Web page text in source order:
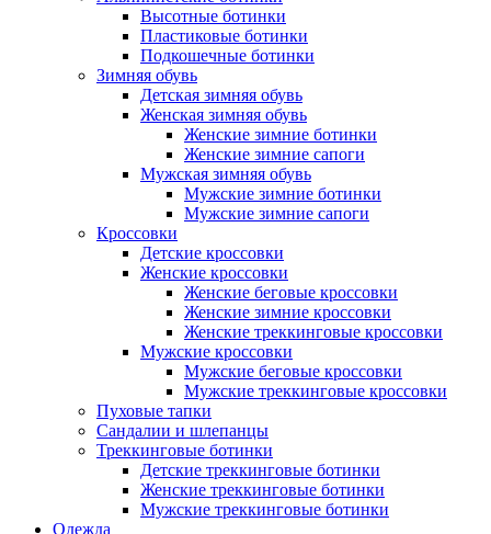
Высотные ботинки
Пластиковые ботинки
Подкошечные ботинки
Зимняя обувь
Детская зимняя обувь
Женская зимняя обувь
Женские зимние ботинки
Женские зимние сапоги
Мужская зимняя обувь
Мужские зимние ботинки
Мужские зимние сапоги
Кроссовки
Детские кроссовки
Женские кроссовки
Женские беговые кроссовки
Женские зимние кроссовки
Женские треккинговые кроссовки
Мужские кроссовки
Мужские беговые кроссовки
Мужские треккинговые кроссовки
Пуховые тапки
Сандалии и шлепанцы
Треккинговые ботинки
Детские треккинговые ботинки
Женские треккинговые ботинки
Мужские треккинговые ботинки
Одежда